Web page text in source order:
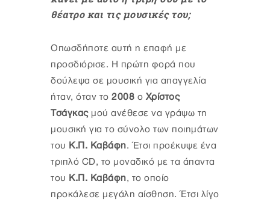
θέατρο και τις μουσικές του;
Οπωσδήποτε αυτή η επαφή με
προσδιόρισε. Η πρώτη φορά που
δούλεψα σε μουσική για απαγγελία
ήταν, όταν το 2008 ο Χρίστος
Τσάγκας μού ανέθεσε να γράψω τη
μουσική για το σύνολο των ποιημάτων
του Κ.Π. Καβάφη. Έτσι προέκυψε ένα
τριπλό CD, το μοναδικό με τα άπαντα
του Κ.Π. Καβάφη, το οποίο
προκάλεσε μεγάλη αίσθηση. Έτσι λίγο